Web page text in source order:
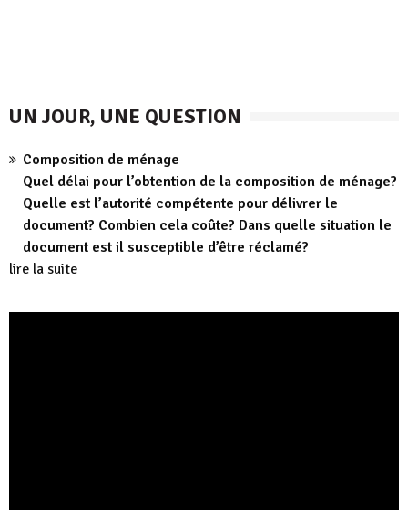
UN JOUR, UNE QUESTION
Composition de ménage
Quel délai pour l’obtention de la composition de ménage?
Quelle est l’autorité compétente pour délivrer le
document? Combien cela coûte? Dans quelle situation le
document est il susceptible d’être réclamé?
lire la suite